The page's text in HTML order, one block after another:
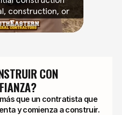
CON
que un contratista que
y comienza a construir.